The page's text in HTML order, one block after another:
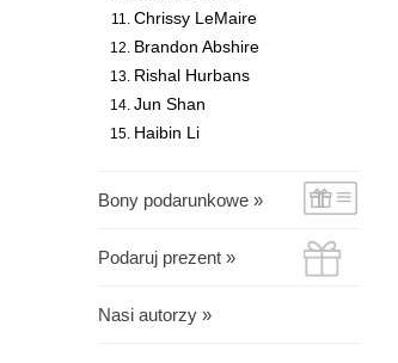
Chrissy LeMaire
Brandon Abshire
Rishal Hurbans
Jun Shan
Haibin Li
Bony podarunkowe »
Podaruj prezent »
Nasi autorzy »